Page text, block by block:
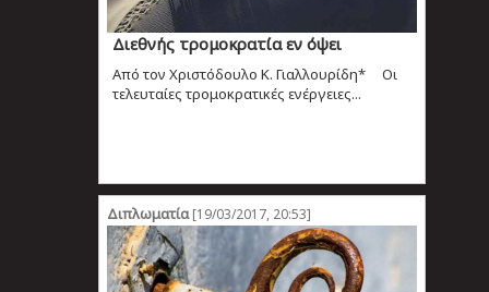
Διεθνής τρομοκρατία εν όψει
Από τον Χριστόδουλο Κ. Γιαλλουρίδη* Οι
τελευταίες τρομοκρατικές ενέργειες...
Διπλωματία[19/03/2017, 20:53]